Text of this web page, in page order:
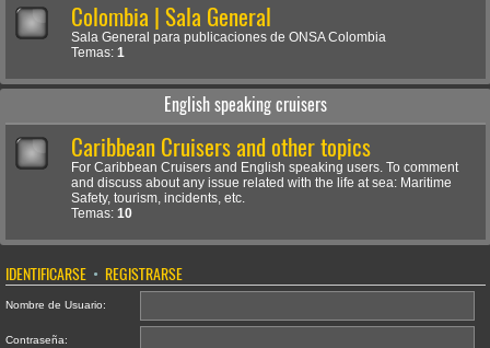
Colombia | Sala General
Sala General para publicaciones de ONSA Colombia
Temas: 1
English speaking cruisers
Caribbean Cruisers and other topics
For Caribbean Cruisers and English speaking users. To comment
and discuss about any issue related with the life at sea: Maritime
Safety, tourism, incidents, etc.
Temas: 10
IDENTIFICARSE • REGISTRARSE
Nombre de Usuario:
Contraseña: